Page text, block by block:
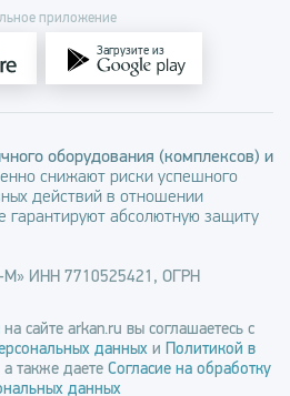
приложение
Загрузите из
оборудования (комплексов) и
снижают риски успешного
действий в отношении
гарантируют абсолютную защиту
М» ИНН 7710525421, ОГРН
сайте arkan.ru вы соглашаетесь с
данных и Политикой в
а также даете Согласие на обработку
данных